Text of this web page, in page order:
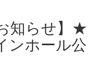
知らせ】★
ンホール公